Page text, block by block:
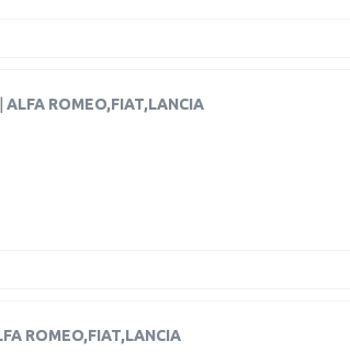
ALFA ROMEO,FIAT,LANCIA
ROMEO,FIAT,LANCIA